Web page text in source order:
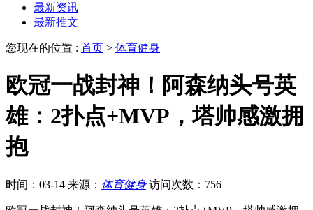
最新资讯
最新推文
您现在的位置 : 首页 > 体育健身
欧冠一战封神！阿森纳头号英
雄：2扑点+MVP，塔帅感激拥
抱
时间：03-14 来源： 体育健身 访问次数：756